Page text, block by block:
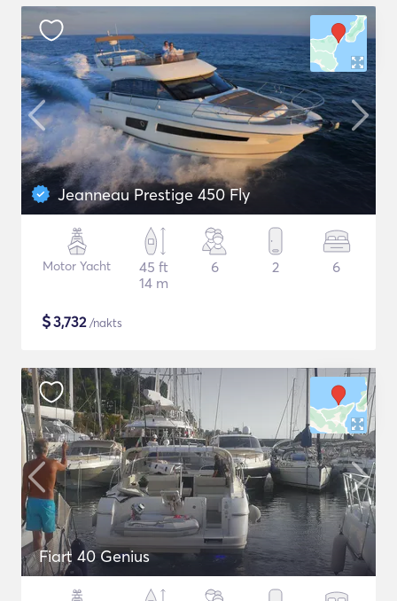
Jeanneau Prestige 450 Fly
Motor Yacht
45 ft
14 m
6 2 6
$3,732/nakts
Fiart 40 Genius